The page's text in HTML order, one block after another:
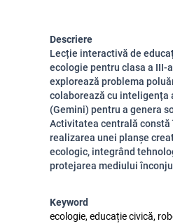
Descriere
Lecție interactivă de
ecologie pentru clasa a III-
explorează problema
colaborează cu inteligența
(Gemini) pentru a genera
Activitatea centrală constă
realizarea unei planșe
ecologic, integrând
protejarea mediului
Keyword
ecologie, educație civică,